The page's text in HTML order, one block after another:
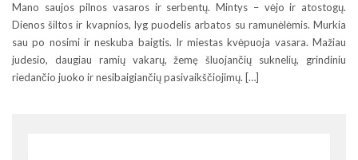
Mano saujos pilnos vasaros ir serbentų. Mintys – vėjo ir atostogų.
Dienos šiltos ir kvapnios, lyg puodelis arbatos su ramunėlėmis. Murkia
sau po nosimi ir neskuba baigtis. Ir miestas kvėpuoja vasara. Mažiau
judesio, daugiau ramių vakarų, žemę šluojančių suknelių, grindiniu
riedančio juoko ir nesibaigiančių pasivaikščiojimų. […]